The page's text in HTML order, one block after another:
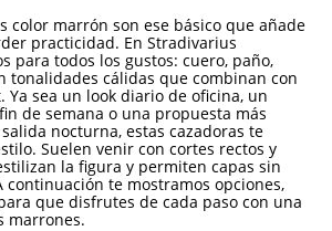
color marrón son ese básico que añade
practicidad. En Stradivarius
para todos los gustos: cuero, paño,
tonalidades cálidas que combinan con
sea un look diario de oficina, un
de semana o una propuesta más
nocturna, estas cazadoras te
Suelen venir con cortes rectos y
la figura y permiten capas sin
continuación te mostramos opciones,
que disfrutes de cada paso con una
marrones.